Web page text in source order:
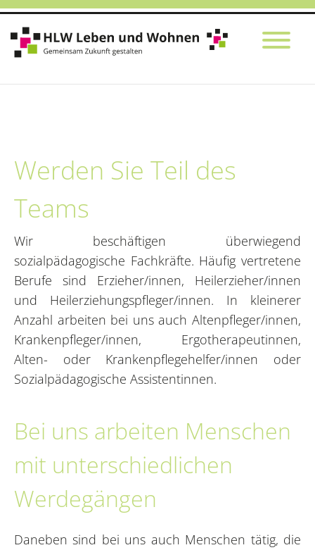
Werden Sie Teil des
Teams
Wir beschäftigen überwiegend
sozialpädagogische Fachkräfte. Häufig vertretene
Berufe sind Erzieher/innen, Heilerzieher/innen
und Heilerziehungspfleger/innen. In kleinerer
Anzahl arbeiten bei uns auch Altenpfleger/innen,
Krankenpfleger/innen, Ergotherapeutinnen,
Alten- oder Krankenpflegehelfer/innen oder
Sozialpädagogische Assistentinnen.
Bei uns arbeiten Menschen
mit unterschiedlichen
Werdegängen
Daneben sind bei uns auch Menschen tätig, die